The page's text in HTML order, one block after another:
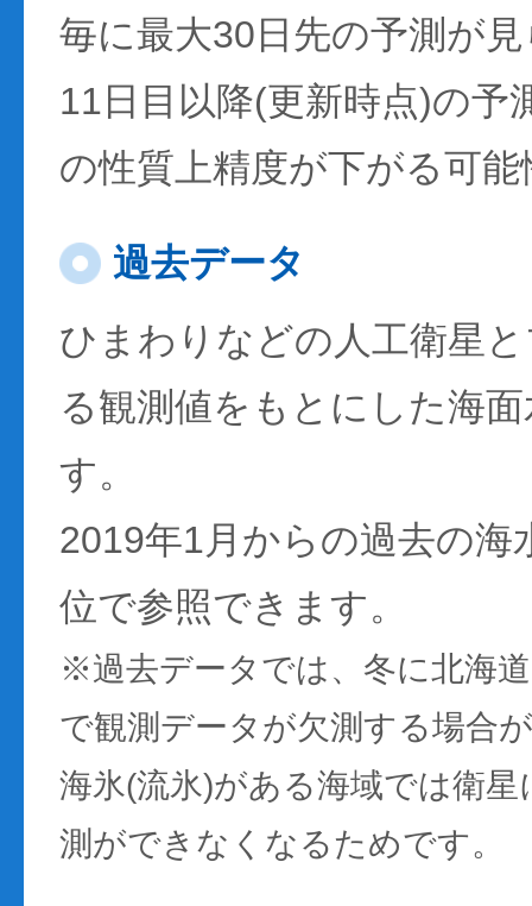
毎に最大30日先の予測が
11日目以降(更新時点)の予
の性質上精度が下がる可
過去データ
ひまわりなどの人工衛星
る観測値をもとにした海
す。
2019年1月からの過去の海
位で参照できます。
※過去データでは、冬に北海
で観測データが欠測する場合
海氷(流氷)がある海域では衛
測ができなくなるためです。